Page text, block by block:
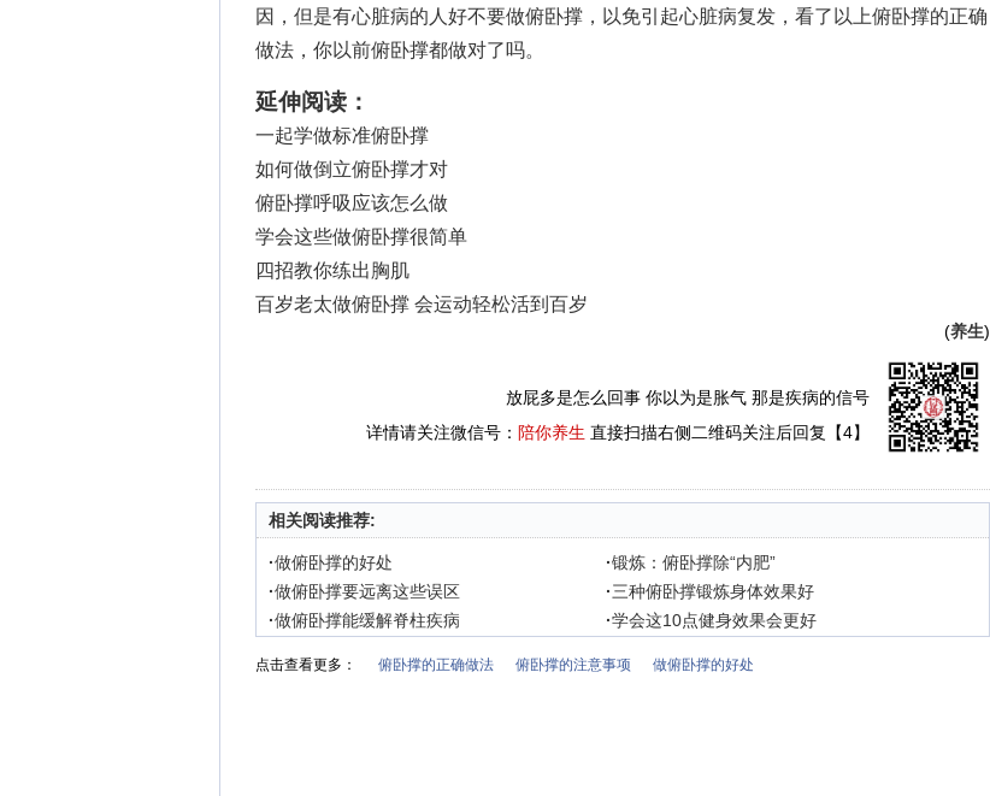
因，但是有心脏病的人好不要做俯卧撑，以免引起心脏病复发，看了以上俯卧撑的正确
做法，你以前俯卧撑都做对了吗。
延伸阅读：
一起学做标准俯卧撑
如何做倒立俯卧撑才对
俯卧撑呼吸应该怎么做
学会这些做俯卧撑很简单
四招教你练出胸肌
百岁老太做俯卧撑 会运动轻松活到百岁
(养生)
放屁多是怎么回事 你以为是胀气 那是疾病的信号
详情请关注微信号： 陪你养生 直接扫描右侧二维码关注后回复【4】
相关阅读推荐:
·做俯卧撑的好处 ·锻炼：俯卧撑除“内肥”
·做俯卧撑要远离这些误区 ·三种俯卧撑锻炼身体效果好
·做俯卧撑能缓解脊柱疾病 ·学会这10点健身效果会更好
点击查看更多： 俯卧撑的正确做法 俯卧撑的注意事项 做俯卧撑的好处